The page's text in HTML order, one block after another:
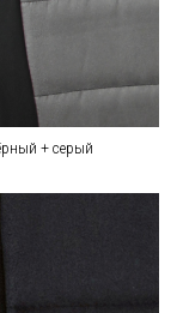
+ серый